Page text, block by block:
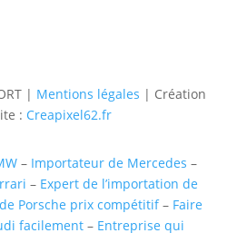
| Mentions légales | Création
: Creapixel62.fr
– Importateur de Mercedes –
– Expert de l’importation de
Porsche prix compétitif– Faire
facilement– Entreprise qui